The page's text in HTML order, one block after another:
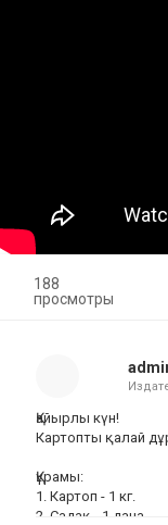
188
просмотры
Қайырлы күн!
Картопты қалай
Құрамы:
1. Картоп - 1 кг.
2. Садақ - 1 дана.